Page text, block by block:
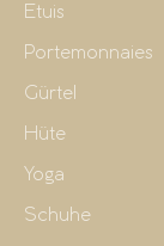
Etuis
Portemonnaies
Gürtel
Hüte
Yoga
Schuhe